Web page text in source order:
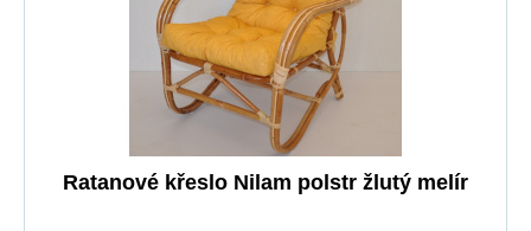
Ratanové křeslo Nilam polstr žlutý melír